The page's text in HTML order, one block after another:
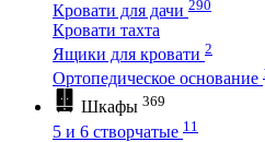
Кровати для дачи 290
Кровати тахта
Ящики для кровати 2
Ортопедическое основание
Шкафы 369
5 и 6 створчатые 11